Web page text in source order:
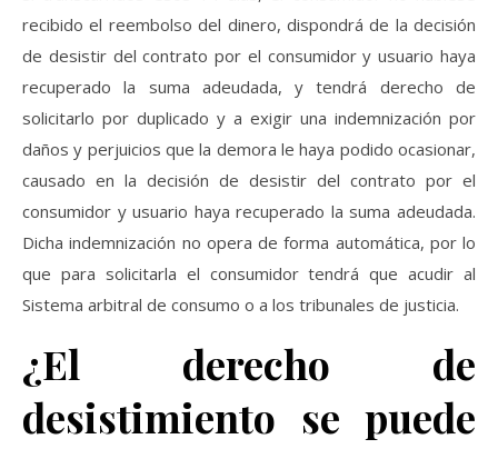
recibido el reembolso del dinero, dispondrá de la decisión
de desistir del contrato por el consumidor y usuario haya
recuperado la suma adeudada, y tendrá derecho de
solicitarlo por duplicado y a exigir una indemnización por
daños y perjuicios que la demora le haya podido ocasionar,
causado en la decisión de desistir del contrato por el
consumidor y usuario haya recuperado la suma adeudada.
Dicha indemnización no opera de forma automática, por lo
que para solicitarla el consumidor tendrá que acudir al
Sistema arbitral de consumo o a los tribunales de justicia.
¿El derecho de
desistimiento se puede